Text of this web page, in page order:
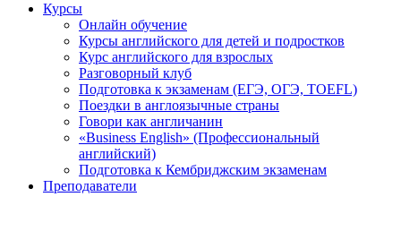
Курсы
Онлайн обучение
Курсы английского для детей и подростков
Курс английского для взрослых
Разговорный клуб
Подготовка к экзаменам (ЕГЭ, ОГЭ, TOEFL)
Поездки в англоязычные страны
Говори как англичанин
«Business English» (Профессиональный
английский)
Подготовка к Кембриджским экзаменам
Преподаватели